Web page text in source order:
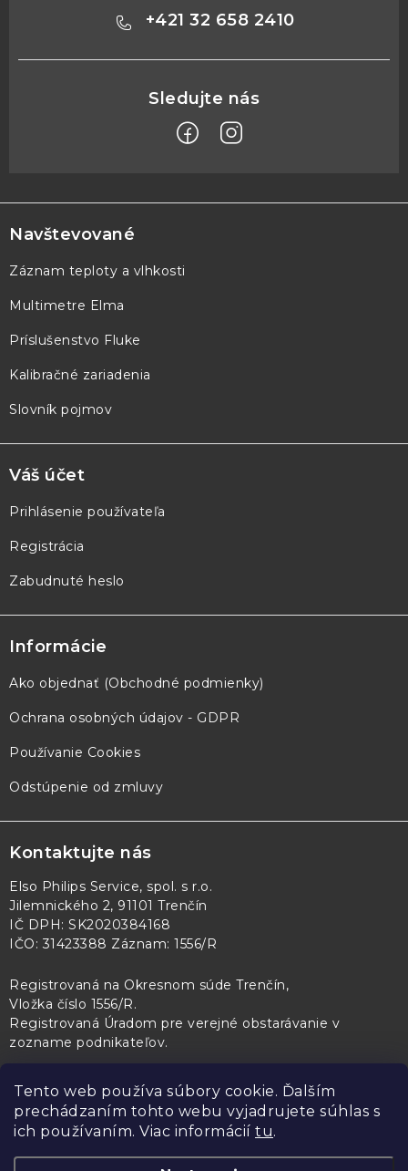
Tento web používa súbory cookie. Ďalším
prechádzaním tohto webu vyjadrujete súhlas s
ich používaním. Viac informácií tu.
+421 32 658 2410
á
p
ä
e
Navštevované
Záznam teploty a vlhkosti
Multimetre Elma
Príslušenstvo Fluke
Kalibračné zariadenia
Slovník pojmov
Váš účet
Prihlásenie používateľa
Registrácia
Zabudnuté heslo
Informácie
Ako objednať (Obchodné podmienky)
Ochrana osobných údajov - GDPR
Používanie Cookies
Odstúpenie od zmluvy
Kontaktujte nás
Elso Philips Service, spol. s r.o.
Jilemnického 2, 91101 Trenčín
IČ DPH: SK2020384168
IČO: 31423388 Záznam: 1556/R
Registrovaná na Okresnom súde Trenčín,
Vložka číslo 1556/R.
Registrovaná Úradom pre verejné obstarávanie v
zozname podnikateľov.
PL Servis Kontroltech Technický skúšobný ústav Piešťany